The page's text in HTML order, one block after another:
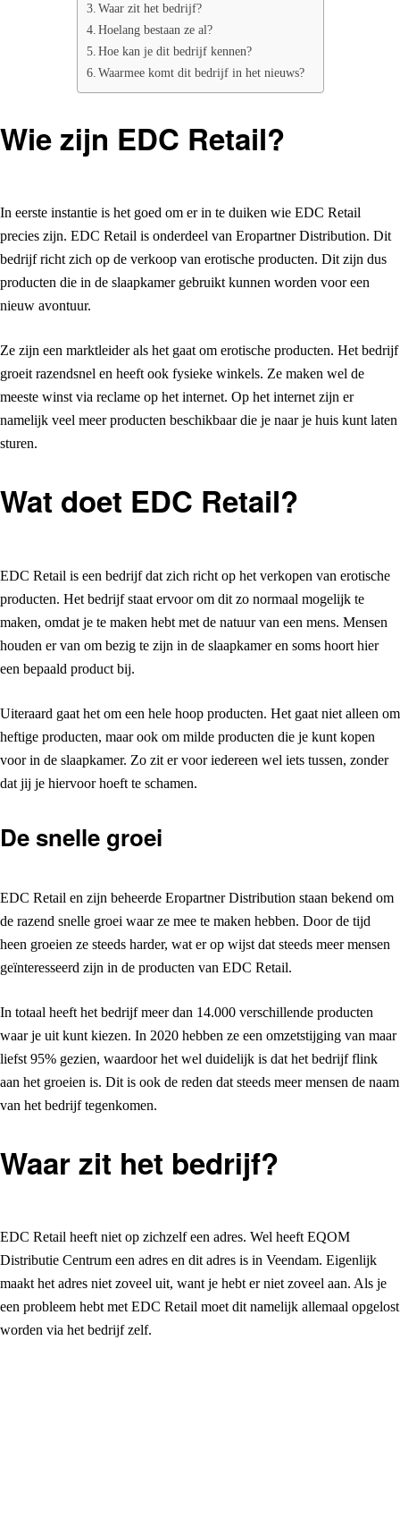
Waar zit het bedrijf?
Hoelang bestaan ze al?
Hoe kan je dit bedrijf kennen?
Waarmee komt dit bedrijf in het nieuws?
Wie zijn EDC Retail?
In eerste instantie is het goed om er in te duiken wie EDC Retail
precies zijn. EDC Retail is onderdeel van Eropartner Distribution. Dit
bedrijf richt zich op de verkoop van erotische producten. Dit zijn dus
producten die in de slaapkamer gebruikt kunnen worden voor een
nieuw avontuur.
Ze zijn een marktleider als het gaat om erotische producten. Het bedrijf
groeit razendsnel en heeft ook fysieke winkels. Ze maken wel de
meeste winst via reclame op het internet. Op het internet zijn er
namelijk veel meer producten beschikbaar die je naar je huis kunt laten
sturen.
Wat doet EDC Retail?
EDC Retail is een bedrijf dat zich richt op het verkopen van erotische
producten. Het bedrijf staat ervoor om dit zo normaal mogelijk te
maken, omdat je te maken hebt met de natuur van een mens. Mensen
houden er van om bezig te zijn in de slaapkamer en soms hoort hier
een bepaald product bij.
Uiteraard gaat het om een hele hoop producten. Het gaat niet alleen om
heftige producten, maar ook om milde producten die je kunt kopen
voor in de slaapkamer. Zo zit er voor iedereen wel iets tussen, zonder
dat jij je hiervoor hoeft te schamen.
De snelle groei
EDC Retail en zijn beheerde Eropartner Distribution staan bekend om
de razend snelle groei waar ze mee te maken hebben. Door de tijd
heen groeien ze steeds harder, wat er op wijst dat steeds meer mensen
geïnteresseerd zijn in de producten van EDC Retail.
In totaal heeft het bedrijf meer dan 14.000 verschillende producten
waar je uit kunt kiezen. In 2020 hebben ze een omzetstijging van maar
liefst 95% gezien, waardoor het wel duidelijk is dat het bedrijf flink
aan het groeien is. Dit is ook de reden dat steeds meer mensen de naam
van het bedrijf tegenkomen.
Waar zit het bedrijf?
EDC Retail heeft niet op zichzelf een adres. Wel heeft EQOM
Distributie Centrum een adres en dit adres is in Veendam. Eigenlijk
maakt het adres niet zoveel uit, want je hebt er niet zoveel aan. Als je
een probleem hebt met EDC Retail moet dit namelijk allemaal opgelost
worden via het bedrijf zelf.